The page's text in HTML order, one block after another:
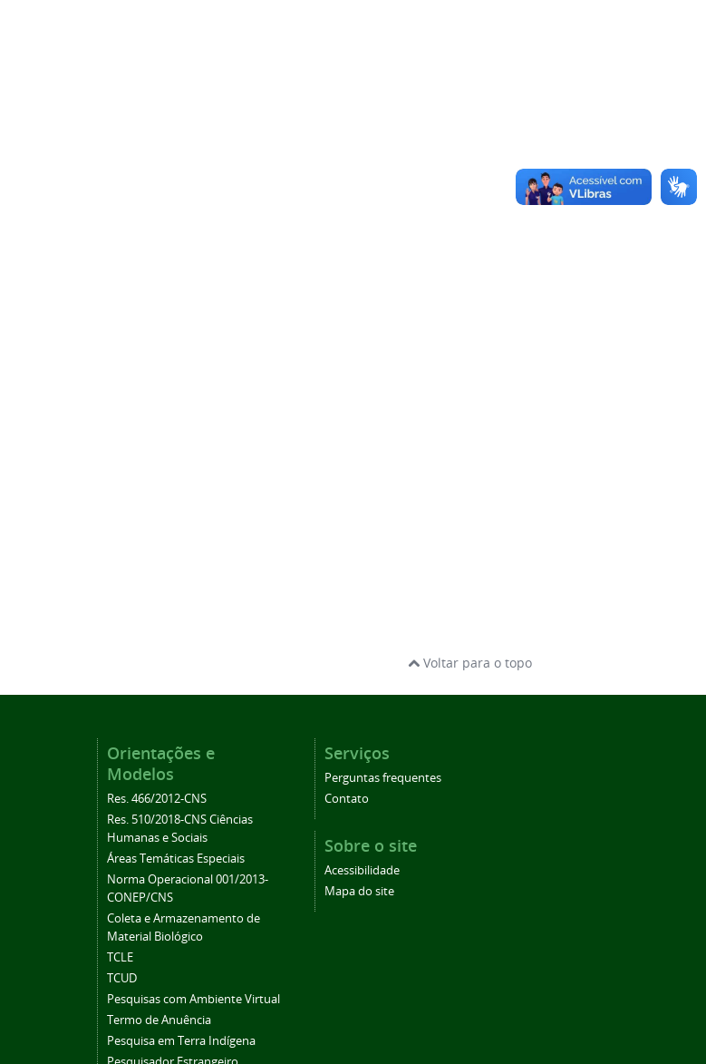
Voltar para o topo
Orientações e
Modelos
Res. 466/2012-CNS
Res. 510/2018-CNS Ciências
Humanas e Sociais
Áreas Temáticas Especiais
Norma Operacional 001/2013-
CONEP/CNS
Coleta e Armazenamento de
Material Biológico
TCLE
TCUD
Pesquisas com Ambiente Virtual
Termo de Anuência
Pesquisa em Terra Indígena
Serviços
Perguntas frequentes
Contato
Sobre o site
Acessibilidade
Mapa do site